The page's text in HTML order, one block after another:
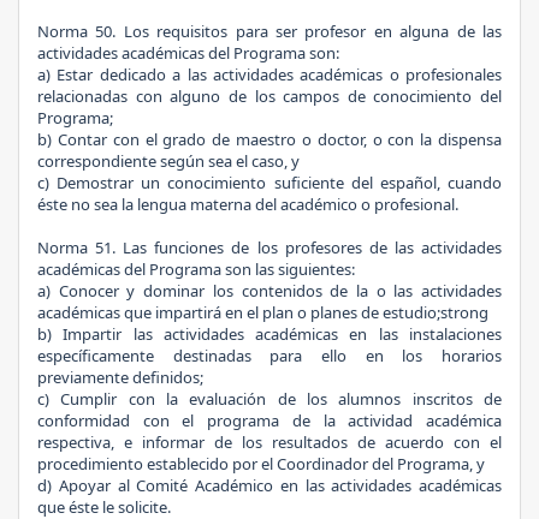
Norma 50. Los requisitos para ser profesor en alguna de las
actividades académicas del Programa son:
a) Estar dedicado a las actividades académicas o profesionales
relacionadas con alguno de los campos de conocimiento del
Programa;
b) Contar con el grado de maestro o doctor, o con la dispensa
correspondiente según sea el caso, y
c) Demostrar un conocimiento suficiente del español, cuando
éste no sea la lengua materna del académico o profesional.
Norma 51. Las funciones de los profesores de las actividades
académicas del Programa son las siguientes:
a) Conocer y dominar los contenidos de la o las actividades
académicas que impartirá en el plan o planes de estudio;strong
b) Impartir las actividades académicas en las instalaciones
específicamente destinadas para ello en los horarios
previamente definidos;
c) Cumplir con la evaluación de los alumnos inscritos de
conformidad con el programa de la actividad académica
respectiva, e informar de los resultados de acuerdo con el
procedimiento establecido por el Coordinador del Programa, y
d) Apoyar al Comité Académico en las actividades académicas
que éste le solicite.